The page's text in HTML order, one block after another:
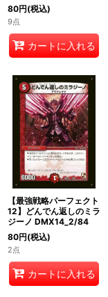
80円(税込)
9点
カートに入れる
【最強戦略パーフェクト
12】どんでん返しのミラ
ジーノ DMX14_2/84
80円(税込)
2点
カートに入れる